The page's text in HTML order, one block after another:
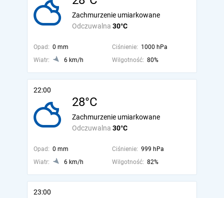
Odczuwalna 30°C
Zachmurzenie umiarkowane
Opad: 0 mm Ciśnienie: 1000 hPa
Wiatr:
6 km/h Wilgotność: 80%
22:00
28°C
Odczuwalna 30°C
Zachmurzenie umiarkowane
Opad: 0 mm Ciśnienie: 999 hPa
Wiatr:
6 km/h Wilgotność: 82%
23:00